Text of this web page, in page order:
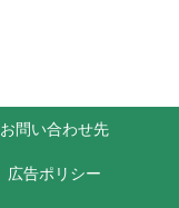
お問い合わせ先
広告ポリシー